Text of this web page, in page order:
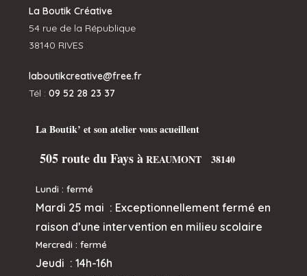
La Boutik Créative
54 rue de la République
38140 RIVES
laboutikcreative@free.fr
Tél :09 52 28 23 37
La Boutik’ et son atelier vous acueillent
505 route du Fays àREAUMONT 38140
Lundi : fermé
Mardi 25 mai : Exceptionnellement fermé en
raison d’une intervention en milieu scolaire
Mercredi: fermé
Jeudi :14h-16h